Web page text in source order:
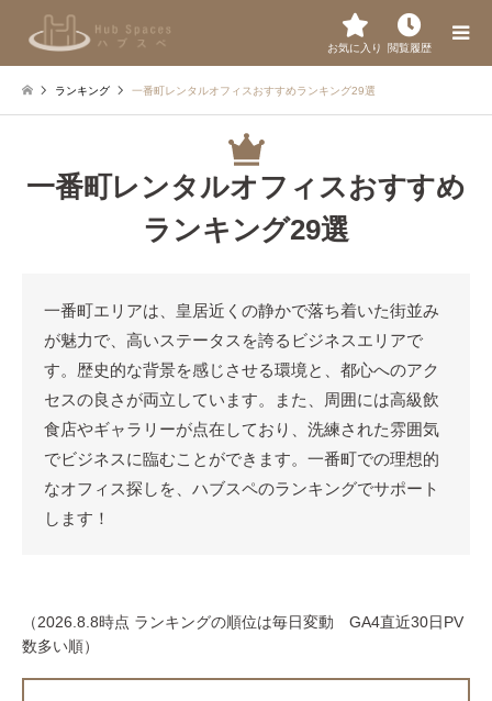
お気に入り 閲覧履歴
ランキング 一番町レンタルオフィスおすすめランキング29選
一番町レンタルオフィスおすすめ
ランキング29選
一番町エリアは、皇居近くの静かで落ち着いた街並み
が魅力で、高いステータスを誇るビジネスエリアで
す。歴史的な背景を感じさせる環境と、都心へのアク
セスの良さが両立しています。また、周囲には高級飲
食店やギャラリーが点在しており、洗練された雰囲気
でビジネスに臨むことができます。一番町での理想的
なオフィス探しを、ハブスペのランキングでサポート
します！
（2026.8.8時点 ランキングの順位は毎日変動 GA4直近30日PV
数多い順）